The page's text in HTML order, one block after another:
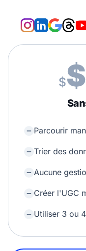
$
Parcourir
Trier des
Aucune
Créer l'UGC
Utiliser 3 ou